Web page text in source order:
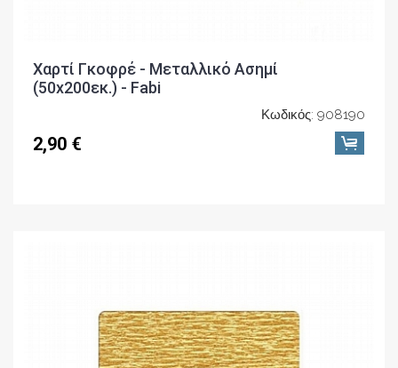
Χαρτί Γκοφρέ - Μεταλλικό Ασημί
(50x200εκ.) - Fabi
Κωδικός: 908190
2,90 €